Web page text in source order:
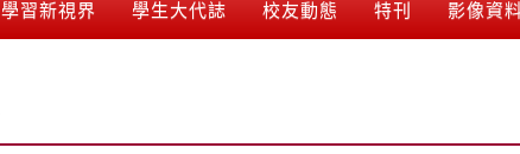
學習新視界 學生大代誌 校友動態 特刊 影像資